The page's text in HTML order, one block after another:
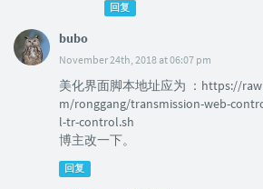
回复
bubo
November 24th, 2018 at 06:07 pm
美化界面脚本地址应为 ：https://
m/ronggang/transmission-web-
l-tr-control.sh
博主改一下。
回复